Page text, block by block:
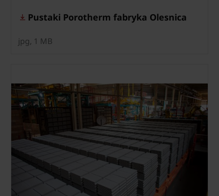
Pustaki Porotherm fabryka Olesnica
jpg, 1 MB